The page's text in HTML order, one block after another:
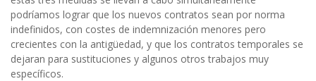
podríamos lograr que los nuevos contratos sean por norma
indefinidos, con costes de indemnización menores pero
crecientes con la antigüedad, y que los contratos temporales se
dejaran para sustituciones y algunos otros trabajos muy
específicos.